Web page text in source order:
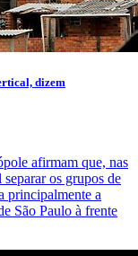
dizem
afirmam que, nas
os grupos de
principalmente a
São Paulo à frente